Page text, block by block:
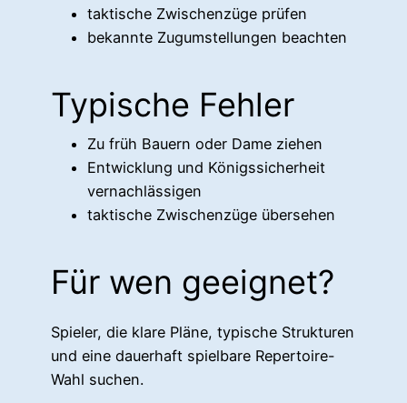
taktische Zwischenzüge prüfen
bekannte Zugumstellungen beachten
Typische Fehler
Zu früh Bauern oder Dame ziehen
Entwicklung und Königssicherheit
vernachlässigen
taktische Zwischenzüge übersehen
Für wen geeignet?
Spieler, die klare Pläne, typische Strukturen
und eine dauerhaft spielbare Repertoire-
Wahl suchen.